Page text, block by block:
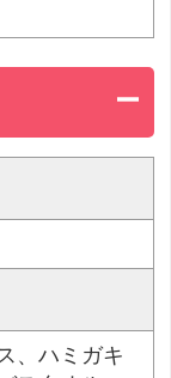
、ハミガキ